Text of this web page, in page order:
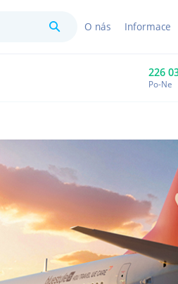
HledatO nás Informace
226
Po-Ne